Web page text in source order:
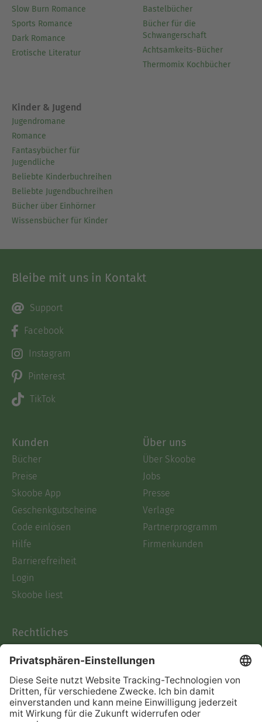
Slow Burn Romance
Sports Romance
Dark Romance
Erotische Literatur
Bastelbücher
Bücher für die
Schwangerschaft
Achtsamkeits-Bücher
Thermomix Kochbücher
Kinder & Jugend
Jugendromane
Romance
Fantasybücher für
Jugendliche
Beliebte Kinderbuchreihen
Beliebte Jugendbuchreihen
Bücher über Einhörner
Wissensbücher für Kinder
Bleibe mit uns in Kontakt
Support
Facebook
Instagram
Pinterest
TikTok
Kunden
Bücher
Preise
Skoobe App
Geschenkgutscheine
Code einlösen
Hilfe
Barrierefreiheit
Login
Skoobe liest
Über uns
Über Skoobe
Jobs
Presse
Verlage
Partnerprogramm
Firmenkunden
Rechtliches
AGB
Informationen nach Data
Act
Verträge hier kündigen